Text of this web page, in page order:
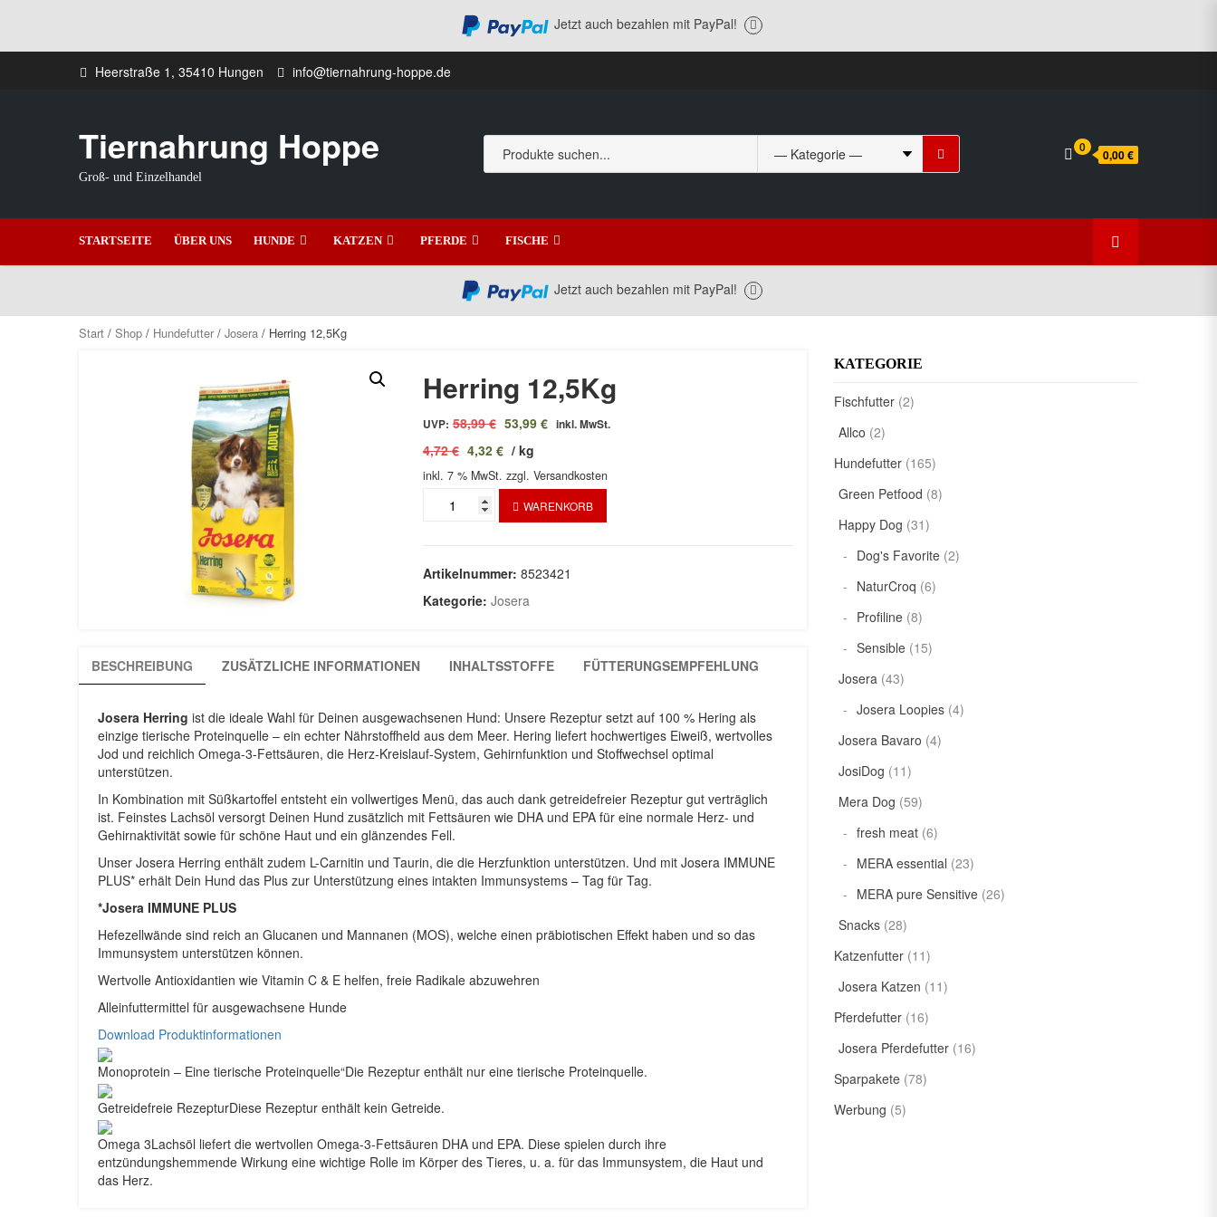
Jetzt auch bezahlen mit PayPal!
Heerstraße 1, 35410 Hungen info@tiernahrung-hoppe.de
Tiernahrung Hoppe
Groß- und Einzelhandel
Suchen
nach:
0 0,00 €
STARTSEITE ÜBER UNS HUNDE KATZEN PFERDE FISCHE
Jetzt auch bezahlen mit PayPal!
Start / Shop / Hundefutter / Josera / Herring 12,5Kg
Herring 12,5Kg
UVP: 58,99€ Ursprünglicher
war:
58,99 €
53,99 € Aktueller
53,99 €.
inkl. MwSt.
4,72€ 4,32 € / kg
inkl. 7 % MwSt. zzgl. Versandkosten
12,5Kg
WARENKORB
Artikelnummer: 8523421
Kategorie: Josera
BESCHREIBUNG ZUSÄTZLICHE INFORMATIONEN INHALTSSTOFFE FÜTTERUNGSEMPFEHLUNG
Josera Herring ist die ideale Wahl für Deinen ausgewachsenen Hund: Unsere Rezeptur setzt auf 100 % Hering als
einzige tierische Proteinquelle – ein echter Nährstoffheld aus dem Meer. Hering liefert hochwertiges Eiweiß, wertvolles
Jod und reichlich Omega-3-Fettsäuren, die Herz-Kreislauf-System, Gehirnfunktion und Stoffwechsel optimal
unterstützen.
In Kombination mit Süßkartoffel entsteht ein vollwertiges Menü, das auch dank getreidefreier Rezeptur gut verträglich
ist. Feinstes Lachsöl versorgt Deinen Hund zusätzlich mit Fettsäuren wie DHA und EPA für eine normale Herz- und
Gehirnaktivität sowie für schöne Haut und ein glänzendes Fell.
Unser Josera Herring enthält zudem L-Carnitin und Taurin, die die Herzfunktion unterstützen. Und mit Josera IMMUNE
PLUS* erhält Dein Hund das Plus zur Unterstützung eines intakten Immunsystems – Tag für Tag.
*Josera IMMUNE PLUS
Hefezellwände sind reich an Glucanen und Mannanen (MOS), welche einen präbiotischen Effekt haben und so das
Immunsystem unterstützen können.
Wertvolle Antioxidantien wie Vitamin C & E helfen, freie Radikale abzuwehren
Alleinfuttermittel für ausgewachsene Hunde
Download Produktinformationen
Monoprotein – Eine tierische Proteinquelle“Die Rezeptur enthält nur eine tierische Proteinquelle.
Getreidefreie RezepturDiese Rezeptur enthält kein Getreide.
Omega 3Lachsöl liefert die wertvollen Omega-3-Fettsäuren DHA und EPA. Diese spielen durch ihre
entzündungshemmende Wirkung eine wichtige Rolle im Körper des Tieres, u. a. für das Immunsystem, die Haut und
das Herz.
KATEGORIE
Fischfutter (2)
Allco (2)
Hundefutter (165)
Green Petfood (8)
Happy Dog (31)
Dog's Favorite (2)
NaturCroq (6)
Profiline (8)
Sensible (15)
Josera (43)
Josera Loopies (4)
Josera Bavaro (4)
JosiDog (11)
Mera Dog (59)
fresh meat (6)
MERA essential (23)
MERA pure Sensitive (26)
Snacks (28)
Katzenfutter (11)
Josera Katzen (11)
Pferdefutter (16)
Josera Pferdefutter (16)
Sparpakete (78)
Werbung (5)